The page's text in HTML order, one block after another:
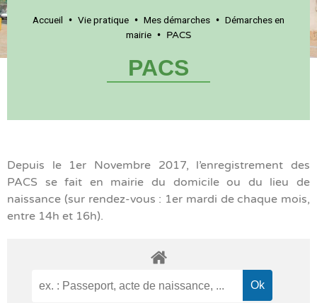
Accueil • Vie pratique • Mes démarches • Démarches en
mairie • PACS
PACS
Depuis le 1er Novembre 2017, l’enregistrement des
PACS se fait en mairie du domicile ou du lieu de
naissance (sur rendez-vous : 1er mardi de chaque mois,
entre 14h et 16h).